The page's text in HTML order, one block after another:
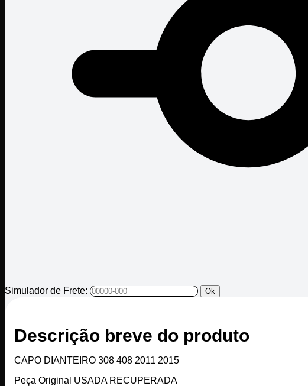
Simulador de Frete: Ok
Descrição breve do produto
CAPO DIANTEIRO 308 408 2011 2015
Peça Original USADA RECUPERADA